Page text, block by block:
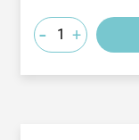
- +